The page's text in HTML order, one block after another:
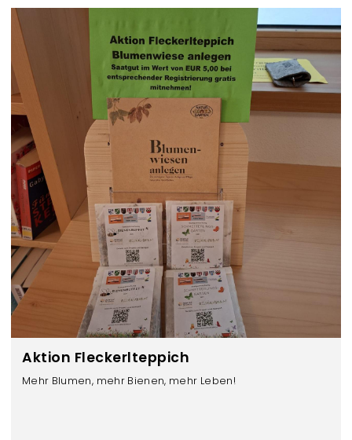
e
e
r
e
n
z
e
n
Aktion Fleckerlteppich
Mehr Blumen, mehr Bienen, mehr Leben!